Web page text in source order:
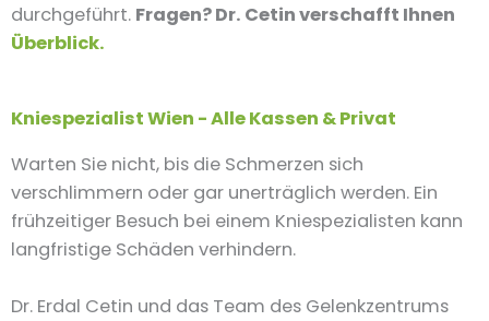
durchgeführt. Fragen? Dr. Cetin verschafft Ihnen
Überblick.
Kniespezialist Wien - Alle Kassen & Privat
Warten Sie nicht, bis die Schmerzen sich
verschlimmern oder gar unerträglich werden. Ein
frühzeitiger Besuch bei einem Kniespezialisten kann
langfristige Schäden verhindern.
Dr. Erdal Cetin und das Team des Gelenkzentrums